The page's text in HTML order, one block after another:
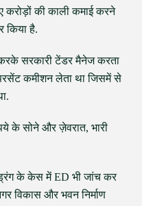
करोड़ों की काली कमाई करने
किया है.
सरकारी टेंडर मैनेज करता
कमीशन लेता था जिसमें से
के सोने और ज़ेवरात, भारी
के केस में ED भी जांच कर
विकास और भवन निर्माण